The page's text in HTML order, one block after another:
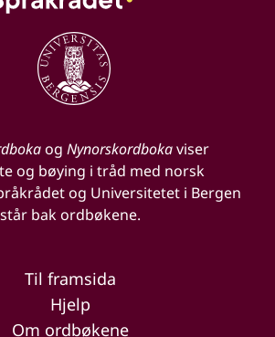
og Nynorskordbokaviser
og bøying i tråd med norsk
og Universitetet i Bergen
står bak ordbøkene.
Til framsida
Hjelp
Om ordbøkene